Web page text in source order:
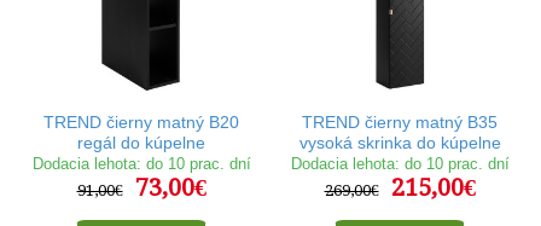
TREND čierny matný B20
regál do kúpelne
Dodacia lehota: do 10 prac. dní
91,00€
73,00€
TREND čierny matný B35
vysoká skrinka do kúpelne
Dodacia lehota: do 10 prac. dní
269,00€
215,00€